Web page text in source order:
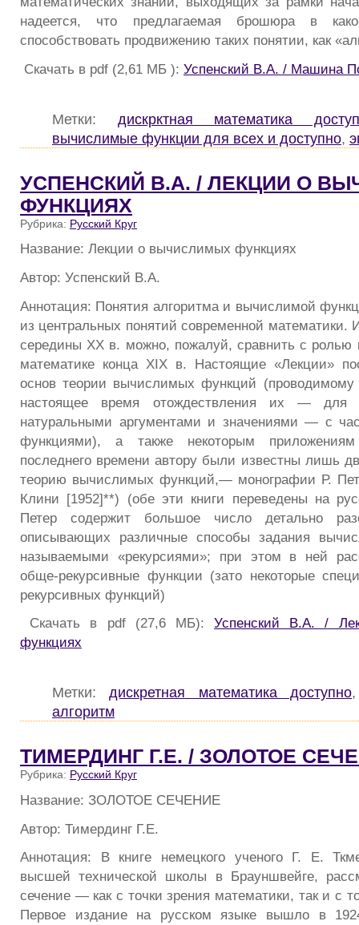
надеется, что предлагаемая брошюра в
способствовать продвижению таких понятии, как
Скачать в pdf (2,61 МБ ): Успенский В.А. / Машина
Метки: дискрктная математика
вычислимые функции для всех и доступно,
УСПЕНСКИЙ В.А. / ЛЕКЦИИ О
ФУНКЦИЯХ
Рубрика: Русский Круг
Название: Лекции о вычислимых функциях
Автор: Успенский В.А.
Аннотация: Понятия алгоритма и вычислимой
из центральных понятий современной математики.
середины XX в. можно, пожалуй, сравнить с ролью
математике конца XIX в. Настоящие «Лекции»
основ теории вычислимых функций (проводимому
настоящее время отождествления их — для
натуральными аргументами и значениями — с
функциями), а также некоторым
последнего времени автору были известны лишь
теорию вычислимых функций,— монографии Р.
Клини [1952]**) (обе эти книги переведены на
Петер содержит большое число детально
описывающих различные способы задания
называемыми «рекурсиями»; при этом в ней
обще-рекурсивные функции (зато некоторые
рекурсивных функций)
Скачать в pdf (27,6 МБ):Успенский В.А. /
функциях
Метки:дискретная математика доступно
алгоритм
ТИМЕРДИНГ Г.Е. / ЗОЛОТОЕ
Рубрика: Русский Круг
Название: ЗОЛОТОЕ СЕЧЕНИЕ
Автор: Тимердинг Г.Е.
Аннотация: В книге немецкого ученого Г. Е.
высшей технической школы в Брауншвейге,
сечение — как с точки зрения математики, так и с
Первое издание на русском языке вышло в